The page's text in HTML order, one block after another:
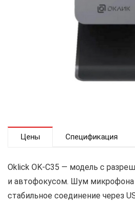
Цены Спецификация
Oklick OK-C35 — модель с
и автофокусом. Шум микрофона
стабильное соединение через